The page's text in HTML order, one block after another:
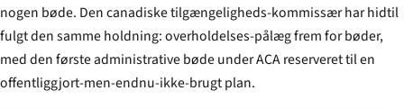
nogen bøde. Den canadiske tilgængeligheds-kommissær har hidtil
fulgt den samme holdning: overholdelses-pålæg frem for bøder,
med den første administrative bøde under ACA reserveret til en
offentliggjort-men-endnu-ikke-brugt plan.